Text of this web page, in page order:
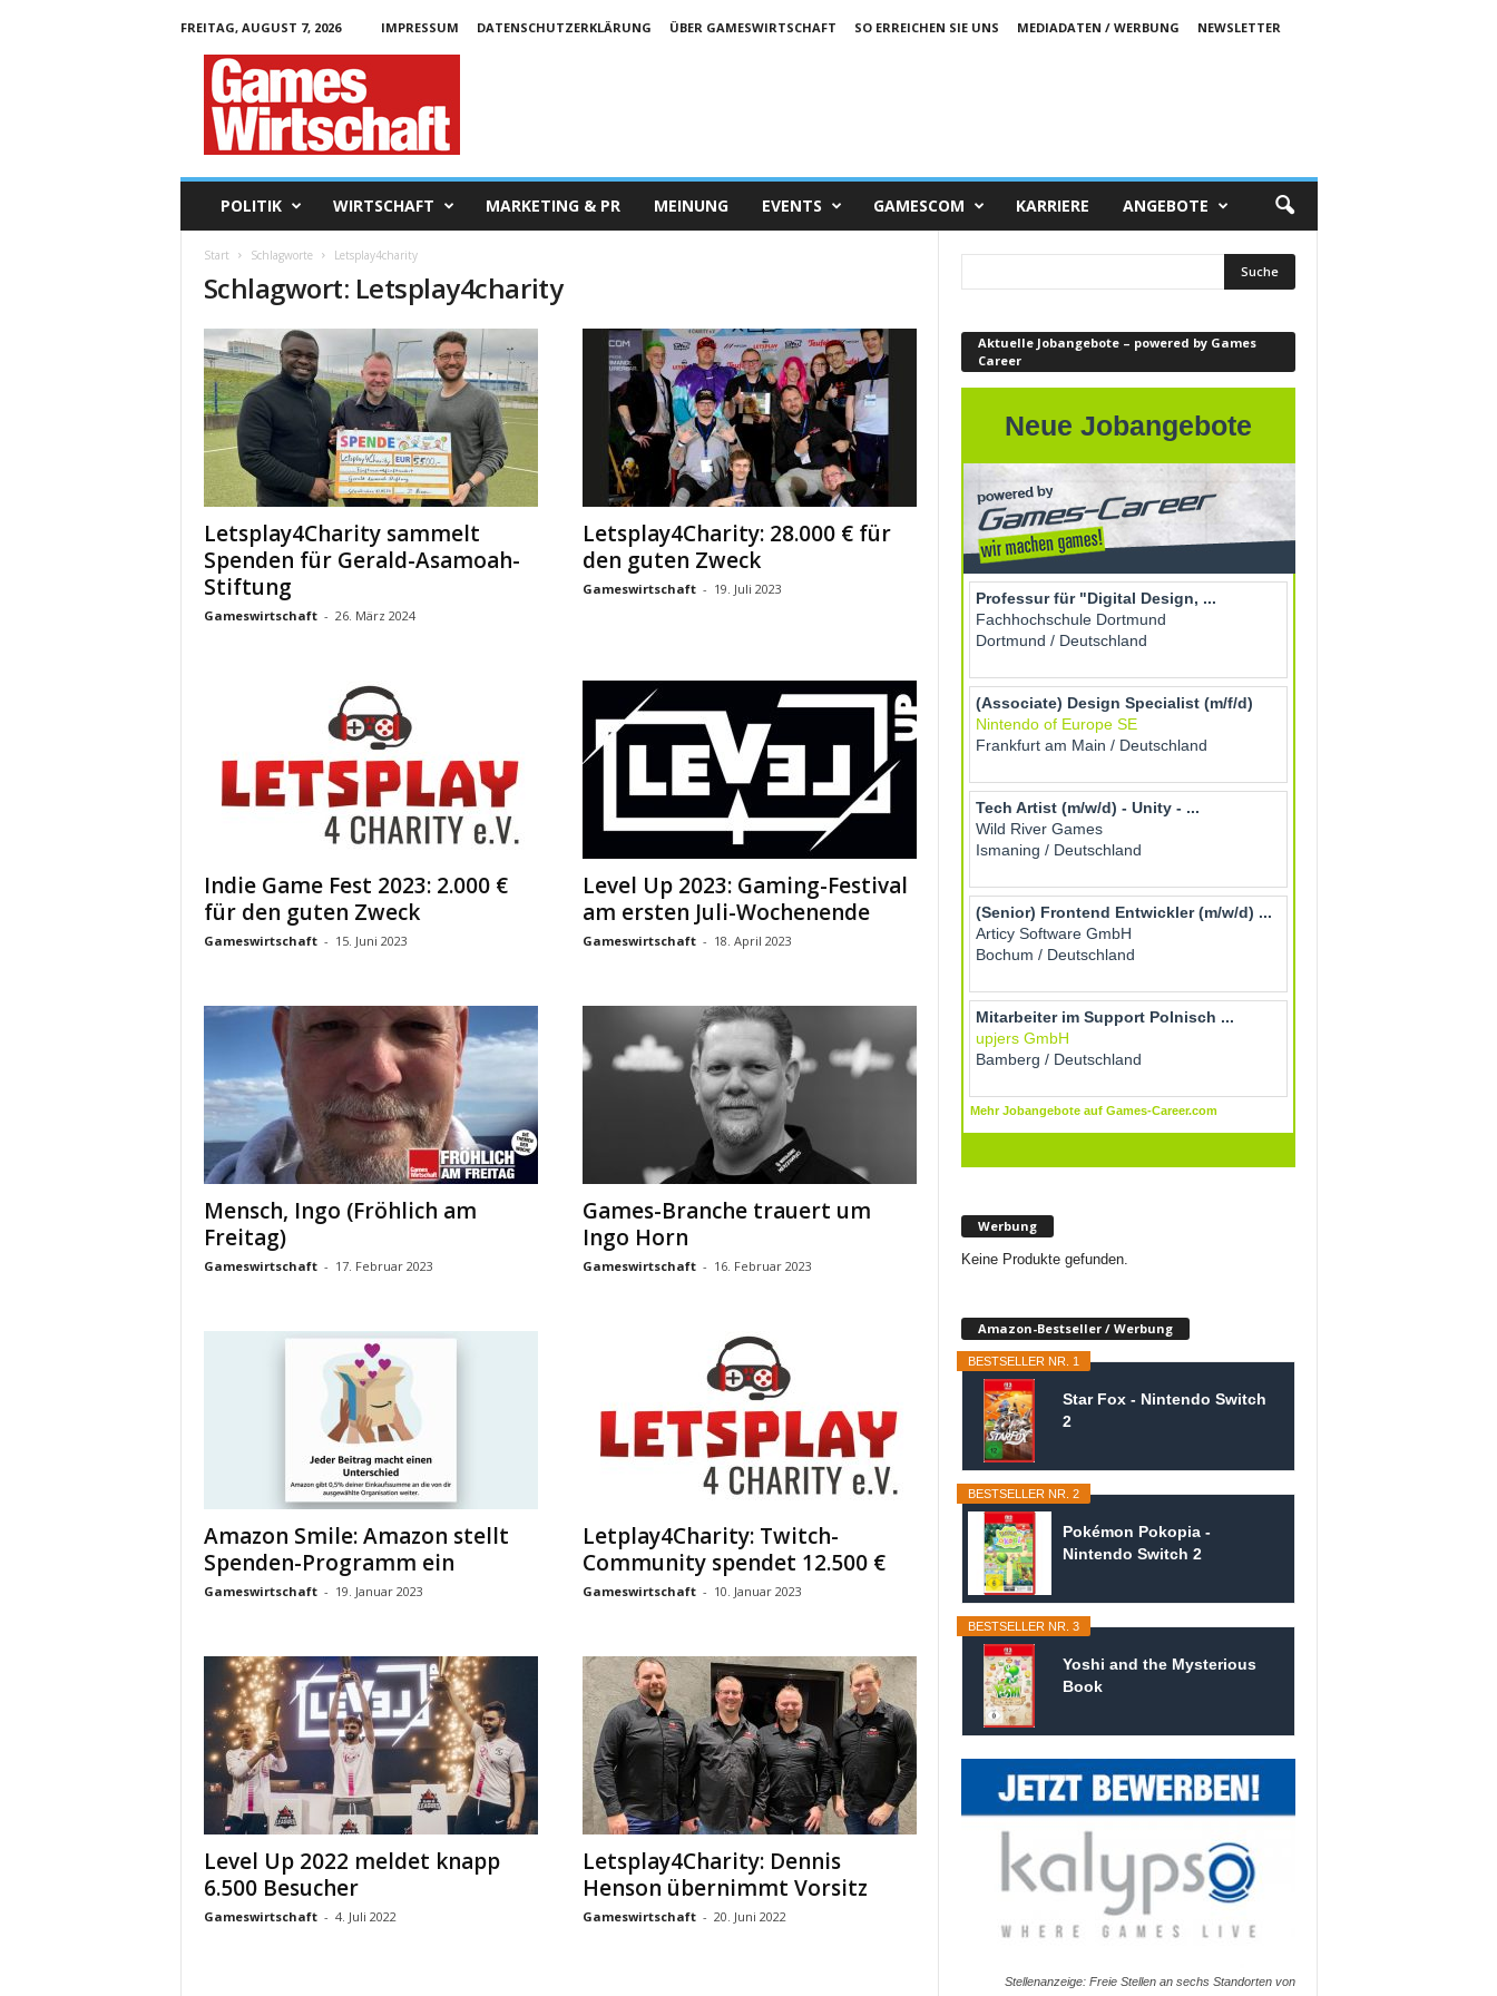
FREITAG, AUGUST 7, 2026 IMPRESSUM DATENSCHUTZERKLÄRUNG ÜBER GAMESWIRTSCHAFT SO ERREICHEN SIE UNS MEDIADATEN / WERBUNG
NEWSLETTER
POLITIK WIRTSCHAFT MARKETING & PR MEINUNG EVENTS GAMESCOM KARRIERE ANGEBOTE
Start Schlagworte Letsplay4charity
Schlagwort: Letsplay4charity
Letsplay4Charity sammelt
Spenden für Gerald-Asamoah-
Stiftung
Gameswirtschaft - 26. März 2024
Letsplay4Charity: 28.000 € für
den guten Zweck
Gameswirtschaft - 19. Juli 2023
Indie Game Fest 2023: 2.000 €
für den guten Zweck
Gameswirtschaft - 15. Juni 2023
Level Up 2023: Gaming-Festival
am ersten Juli-Wochenende
Gameswirtschaft - 18. April 2023
Mensch, Ingo (Fröhlich am
Freitag)
Gameswirtschaft - 17. Februar 2023
Games-Branche trauert um
Ingo Horn
Gameswirtschaft - 16. Februar 2023
Amazon Smile: Amazon stellt
Spenden-Programm ein
Gameswirtschaft - 19. Januar 2023
Letplay4Charity: Twitch-
Community spendet 12.500 €
Gameswirtschaft - 10. Januar 2023
Level Up 2022 meldet knapp
6.500 Besucher
Gameswirtschaft - 4. Juli 2022
Letsplay4Charity: Dennis
Henson übernimmt Vorsitz
Gameswirtschaft - 20. Juni 2022
Aktuelle Jobangebote – powered by Games
Career
Werbung
Keine Produkte gefunden.
Amazon-Bestseller / Werbung
BESTSELLER NR. 1
Star Fox - Nintendo Switch
2
BESTSELLER NR. 2
Pokémon Pokopia -
Nintendo Switch 2
BESTSELLER NR. 3
Yoshi and the Mysterious
Book
Stellenanzeige: Freie Stellen an sechs Standorten von